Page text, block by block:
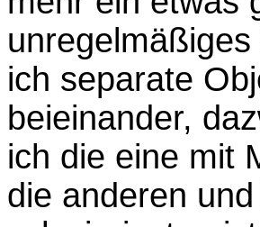
ich separate
beieinander,
ich die eine mit
die anderen